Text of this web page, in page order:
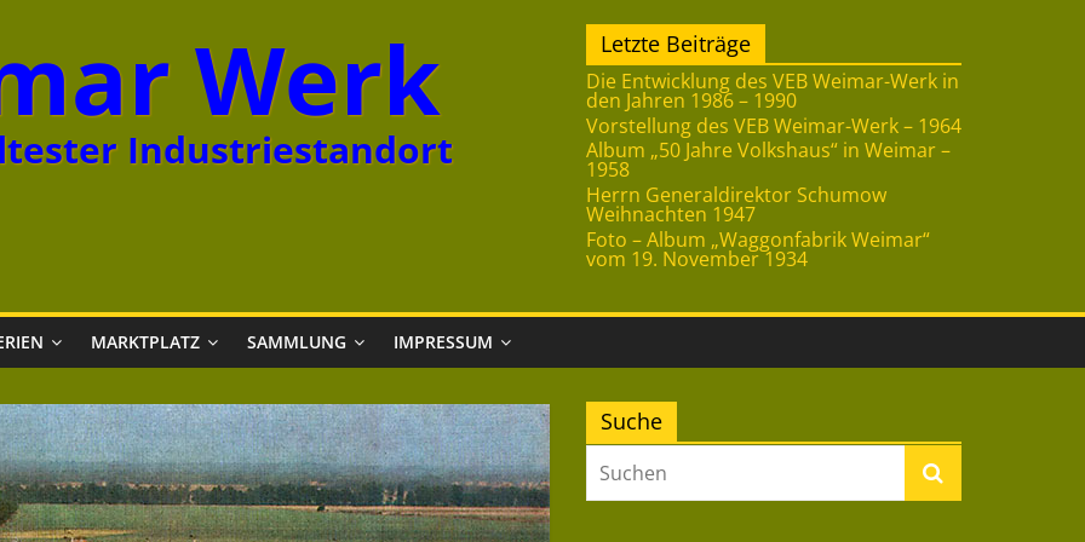
Werk
Industriestandort
Letzte Beiträge
Die Entwicklung des VEB Weimar-Werk in
den Jahren 1986 – 1990
Vorstellung des VEB Weimar-Werk – 1964
Album „50 Jahre Volkshaus“ in Weimar –
1958
Herrn Generaldirektor Schumow
Weihnachten 1947
Foto – Album „Waggonfabrik Weimar“
vom 19. November 1934
MARKTPLATZ SAMMLUNG IMPRESSUM
Suche